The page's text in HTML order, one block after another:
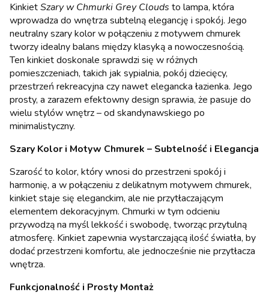
KinkietSzary w Chmurki Grey Clouds to lampa, która
wprowadza do wnętrza subtelną elegancję i spokój. Jego
neutralny szary kolor w połączeniu z motywem chmurek
tworzy idealny balans między klasyką a nowoczesnością.
Ten kinkiet doskonale sprawdzi się w różnych
pomieszczeniach, takich jak sypialnia, pokój dziecięcy,
przestrzeń rekreacyjna czy nawet elegancka łazienka. Jego
prosty, a zarazem efektowny design sprawia, że pasuje do
wielu stylów wnętrz – od skandynawskiego po
minimalistyczny.
Szary Kolor i Motyw Chmurek – Subtelność i Elegancja
Szarość to kolor, który wnosi do przestrzeni spokój i
harmonię, a w połączeniu z delikatnym motywem chmurek,
kinkiet staje się eleganckim, ale nie przytłaczającym
elementem dekoracyjnym. Chmurki w tym odcieniu
przywodzą na myśl lekkość i swobodę, tworząc przytulną
atmosferę. Kinkiet zapewnia wystarczającą ilość światła, by
dodać przestrzeni komfortu, ale jednocześnie nie przytłacza
wnętrza.
Funkcjonalność i Prosty Montaż